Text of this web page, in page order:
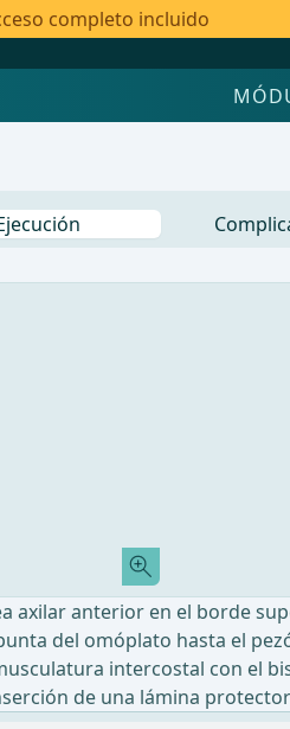
completo incluido
anterior en el borde
del omóplato hasta el
intercostal con el
de una lámina